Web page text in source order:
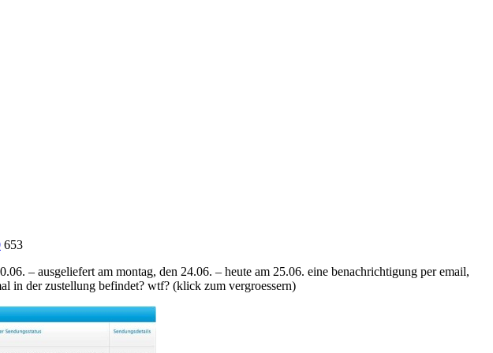
653
– ausgeliefert am montag, den 24.06. – heute am 25.06. eine benachrichtigung per email,
in der zustellung befindet? wtf? (klick zum vergroessern)